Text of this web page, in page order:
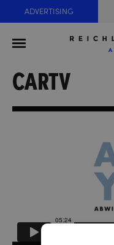
ADVERTISING
CARTV